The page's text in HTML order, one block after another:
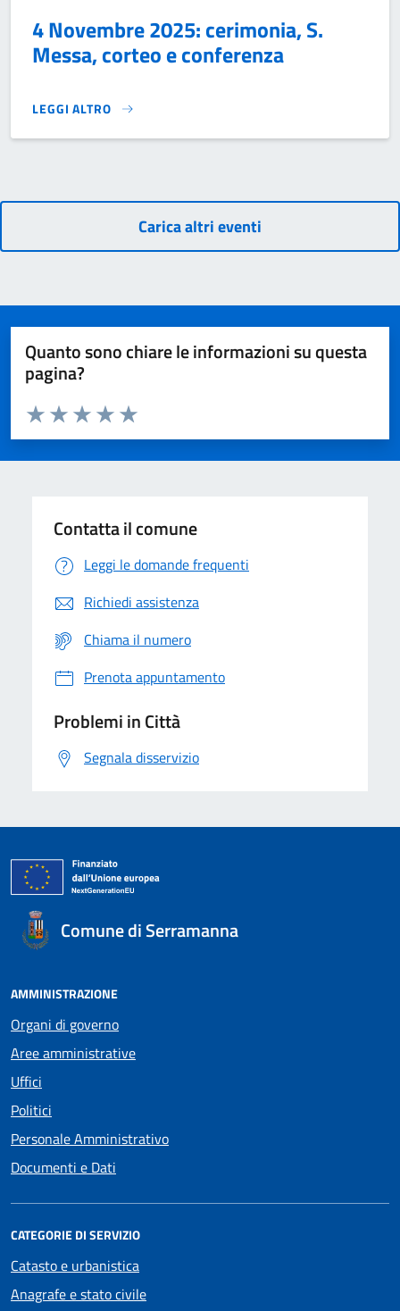
4 Novembre 2025: cerimonia, S.
Messa, corteo e conferenza
LEGGI ALTRO
4 NOVEMBRE 2025: CERIMONIA, S. MESSA, CORTEO E
Carica altri eventi
Quanto sono chiare le informazioni su questa
pagina?
Domanda
Valuta da 1 a 5 stelle la pagina
Valuta 5 stelle su 5
Valuta 4 stelle su 5
Valuta 3 stelle su 5
Valuta 2 stelle su 5
Valuta 1 stelle su 5
Contatta il comune
Leggi le domande frequenti
Richiedi assistenza
Chiama il numero
Prenota appuntamento
Problemi in Città
Segnala disservizio
Comune di Serramanna
AMMINISTRAZIONE
Organi di governo
Aree amministrative
Uffici
Politici
Personale Amministrativo
Documenti e Dati
CATEGORIE DI SERVIZIO
Catasto e urbanistica
Anagrafe e stato civile